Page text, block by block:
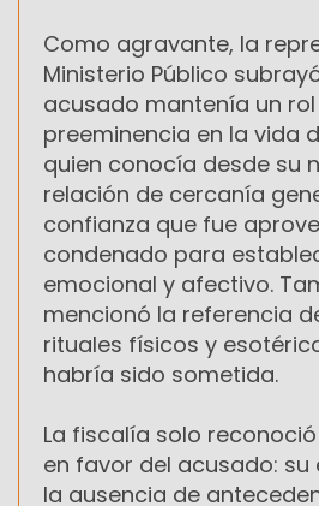
Como agravante, la
Ministerio Público
acusado mantenía un
preeminencia en la vida
quien conocía desde su
relación de cercanía
confianza que fue
condenado para
emocional y afectivo.
mencionó la referencia
rituales físicos y
habría sido sometida.
La fiscalía solo
en favor del acusado: su
la ausencia de